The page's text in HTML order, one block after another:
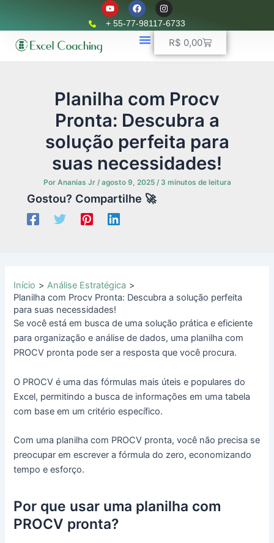
conteúdo
Y
o
u
t
F
a
c
e
b
o
I
n
s
t
r
+ 55-77-98117-6733
R$ 0,00Carrinho
Planilha com Procv
Pronta: Descubra a
solução perfeita para
suas necessidades!
Por Ananias Jr /agosto 9, 2025 / 3 minutos de leitura
Gostou? Compartilhe 🚀
Início
Análise Estratégica
Planilha com Procv Pronta: Descubra a solução perfeita
para suas necessidades!
Se você está em busca de uma solução prática e eficiente
para organização e análise de dados, uma planilha com
PROCV pronta pode ser a resposta que você procura.
O PROCV é uma das fórmulas mais úteis e populares do
Excel, permitindo a busca de informações em uma tabela
com base em um critério específico.
Com uma planilha com PROCV pronta, você não precisa se
preocupar em escrever a fórmula do zero, economizando
tempo e esforço.
Por que usar uma planilha com
PROCV pronta?